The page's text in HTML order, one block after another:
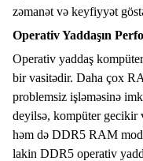
zəmanət və keyfiyyət
Operativ Yaddaşın
Operativ yaddaş
bir vasitədir. Daha çox
problemsiz işləməsinə
deyilsə, kompüter gecikir
həm də DDR5 RAM
lakin DDR5 operativ